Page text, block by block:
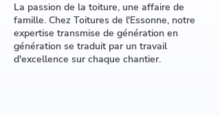
La passion de la toiture, une affaire de
famille. Chez Toitures de l'Essonne, notre
expertise transmise de génération en
génération se traduit par un travail
d'excellence sur chaque chantier.